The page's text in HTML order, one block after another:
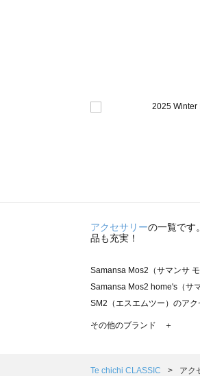
アクセサリーの一覧です。
品も充実！
Samansa Mos2（サマンサ
Samansa Mos2 home's（サ
SM2（エスエムツー）のア
TSUHARU by Samansa
Samansa Mos2 Lagom（サ
その他のブランド ＋
Te chichi CLASSIC アク